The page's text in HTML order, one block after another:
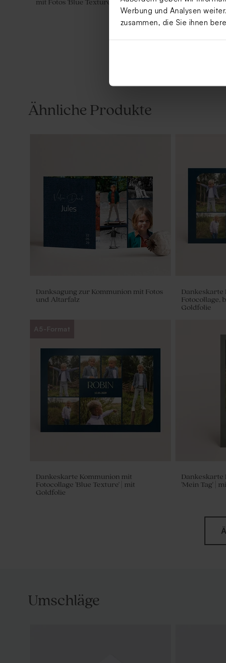
Werbung und Analysen
zusammen, die Sie ihnen
mit Fotos 'Blue Texture' | veredelt
schöner
Stilvolles Kirchenheft in Leinenoptik
mit Goldfolie
mit Foto
Goldfarbene Seifen - Allegro Quaste
Ähnliche Produkte
Danksagung zur Kommunion mit Fotos
und Altarfalz
Dankeskarte
Fotocollage,
Goldfolie
A5-Format
Dankeskarte Kommunion mit
Fotocollage 'Blue Texture' | mit
Goldfolie
Dankeskarte
'Mein Tag' |
Umschläge